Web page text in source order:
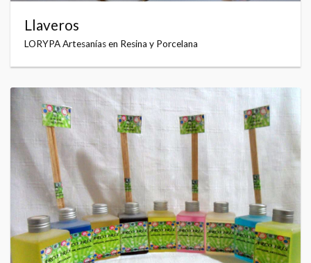
Llaveros
LORYPA Artesanías en Resina y Porcelana